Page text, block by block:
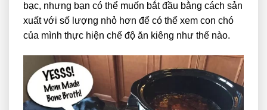
bạc, nhưng bạn có thể muốn bắt đầu bằng cách sản
xuất với số lượng nhỏ hơn để có thể xem con chó
của mình thực hiện chế độ ăn kiêng như thế nào.